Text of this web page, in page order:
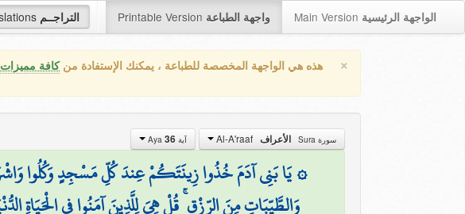
التراجــم Printable Version واجهة الطباعة Main Version الواجهة الرئيسية
× هذه هي الواجهة المخصصة للطباعة ، يمكنك الإستفادة منكافة
سورة Sura الأعراف آية Aya 36
۞ يَا بَنِي آدَمَ خُذُوا زِينَتَكُمْ عِندَ كُلِّ مَسْجِدٍ وَكُلُوا
وَالطَّيِّبَاتِ مِنَ الرِّزْقِ ۚ قُلْ هِيَ لِلَّذِينَ آمَنُوا فِي الْحَيَاةِ